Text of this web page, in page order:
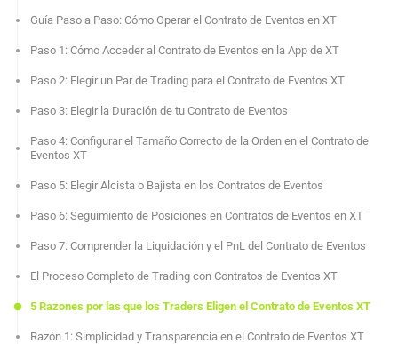
Guía Paso a Paso: Cómo Operar el Contrato de Eventos en XT
Paso 1: Cómo Acceder al Contrato de Eventos en la App de XT
Paso 2: Elegir un Par de Trading para el Contrato de Eventos XT
Paso 3: Elegir la Duración de tu Contrato de Eventos
Paso 4: Configurar el Tamaño Correcto de la Orden en el Contrato de
Eventos XT
Paso 5: Elegir Alcista o Bajista en los Contratos de Eventos
Paso 6: Seguimiento de Posiciones en Contratos de Eventos en XT
Paso 7: Comprender la Liquidación y el PnL del Contrato de Eventos
El Proceso Completo de Trading con Contratos de Eventos XT
5 Razones por las que los Traders Eligen el Contrato de Eventos XT
Razón 1: Simplicidad y Transparencia en el Contrato de Eventos XT